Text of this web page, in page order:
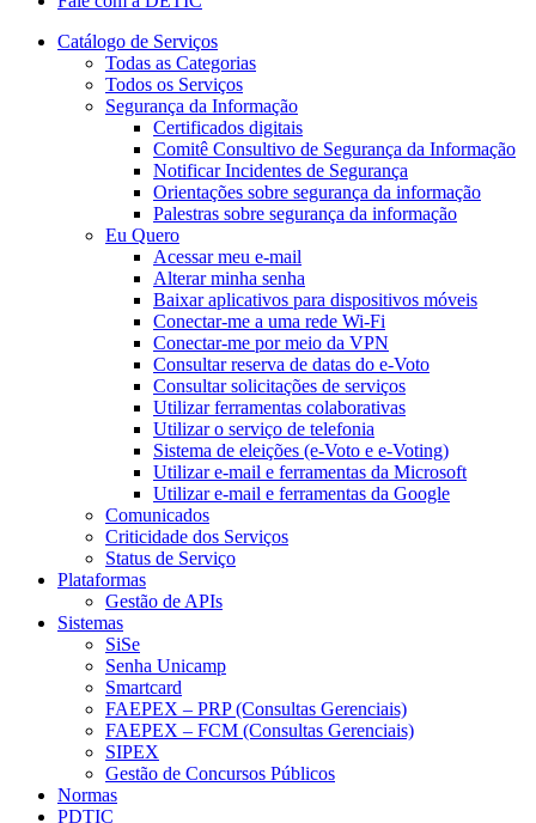
Catálogo de Serviços
Todas as Categorias
Todos os Serviços
Segurança da Informação
Certificados digitais
Comitê Consultivo de Segurança da Informação
Notificar Incidentes de Segurança
Orientações sobre segurança da informação
Palestras sobre segurança da informação
Eu Quero
Acessar meu e-mail
Alterar minha senha
Baixar aplicativos para dispositivos móveis
Conectar-me a uma rede Wi-Fi
Conectar-me por meio da VPN
Consultar reserva de datas do e-Voto
Consultar solicitações de serviços
Utilizar ferramentas colaborativas
Utilizar o serviço de telefonia
Sistema de eleições (e-Voto e e-Voting)
Utilizar e-mail e ferramentas da Microsoft
Utilizar e-mail e ferramentas da Google
Comunicados
Criticidade dos Serviços
Status de Serviço
Plataformas
Gestão de APIs
Sistemas
SiSe
Senha Unicamp
Smartcard
FAEPEX – PRP (Consultas Gerenciais)
FAEPEX – FCM (Consultas Gerenciais)
SIPEX
Gestão de Concursos Públicos
Normas
PDTIC